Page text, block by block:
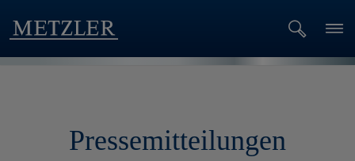
Pressemitteilungen